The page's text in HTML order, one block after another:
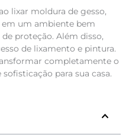
lixar moldura de gesso,
em um ambiente bem
proteção. Além disso,
de lixamento e pintura.
completamente o
para sua casa.